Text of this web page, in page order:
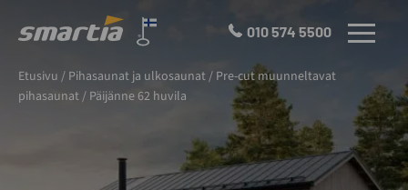
Oy
010 574 5500 VALIKKO
Etusivu / Pihasaunat ja ulkosaunat/ Pre-cut muunneltavat
pihasaunat/ Päijänne 62 huvila